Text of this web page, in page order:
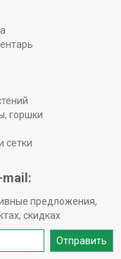
горшки
сетки
mail:
предложения,
скидках
Отправить